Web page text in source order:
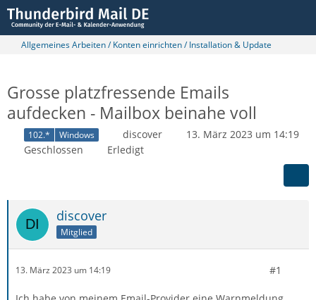
Allgemeines Arbeiten / Konten einrichten / Installation & Update
Grosse platzfressende Emails
aufdecken - Mailbox beinahe voll
102.* Windows discover
13. März 2023 um 14:19
Geschlossen
Erledigt
discover
Mitglied
13. März 2023 um 14:19 #1